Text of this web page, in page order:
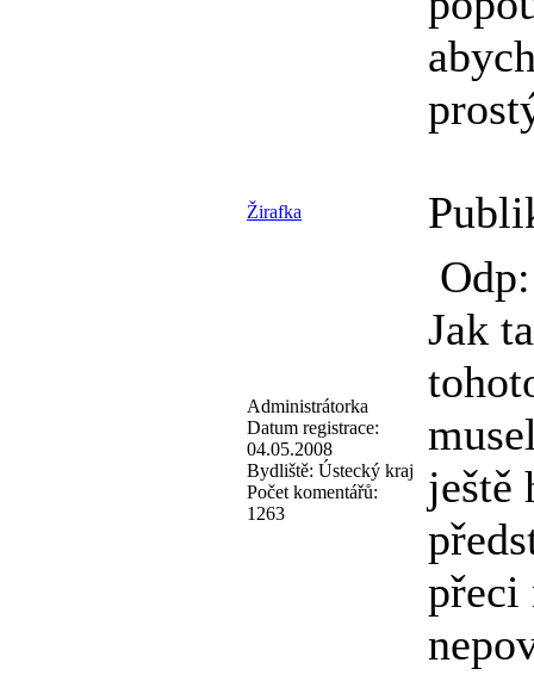
Žirafka
Administrátorka
Datum registrace:
04.05.2008
Bydliště: Ústecký kraj
Počet komentářů:
1263
Jak
ještě
přeci